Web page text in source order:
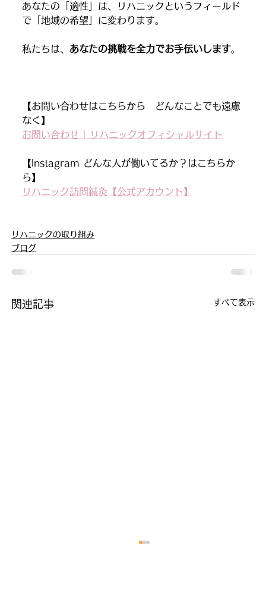
あなたの「適性」は、リハニックというフィールド
で「地域の希望」に変わります。
私たちは、 あなたの挑戦を全力でお手伝いします。
【お問い合わせはこちらから　どんなことでも遠慮
なく】
お問い合わせ | リハニックオフィシャルサイト
【Instagram どんな人が働いてるか？はこちらか
ら】
リハニック訪問鍼灸【公式アカウント】
リハニックの取り組み
ブログ
関連記事 すべて表示